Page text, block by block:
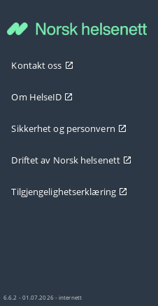
Kontakt oss
Om HelseID
Sikkerhet og personvern
Driftet av Norsk helsenett
Tilgjengelighetserklæring
6.6.2 - 01.07.2026 - internett